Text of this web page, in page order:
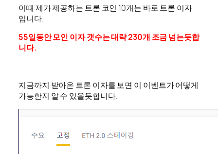
이때 제가 제공하는 트론 코인 10개는 바로 트론 이자
입니다.
55일동안 모인 이자 갯수는 대략 230개 조금 넘는듯합
니다.
지금까지 받아온 트론 이자를 보면 이 이벤트가 어떻게
가능한지 알 수 있을듯합니다.